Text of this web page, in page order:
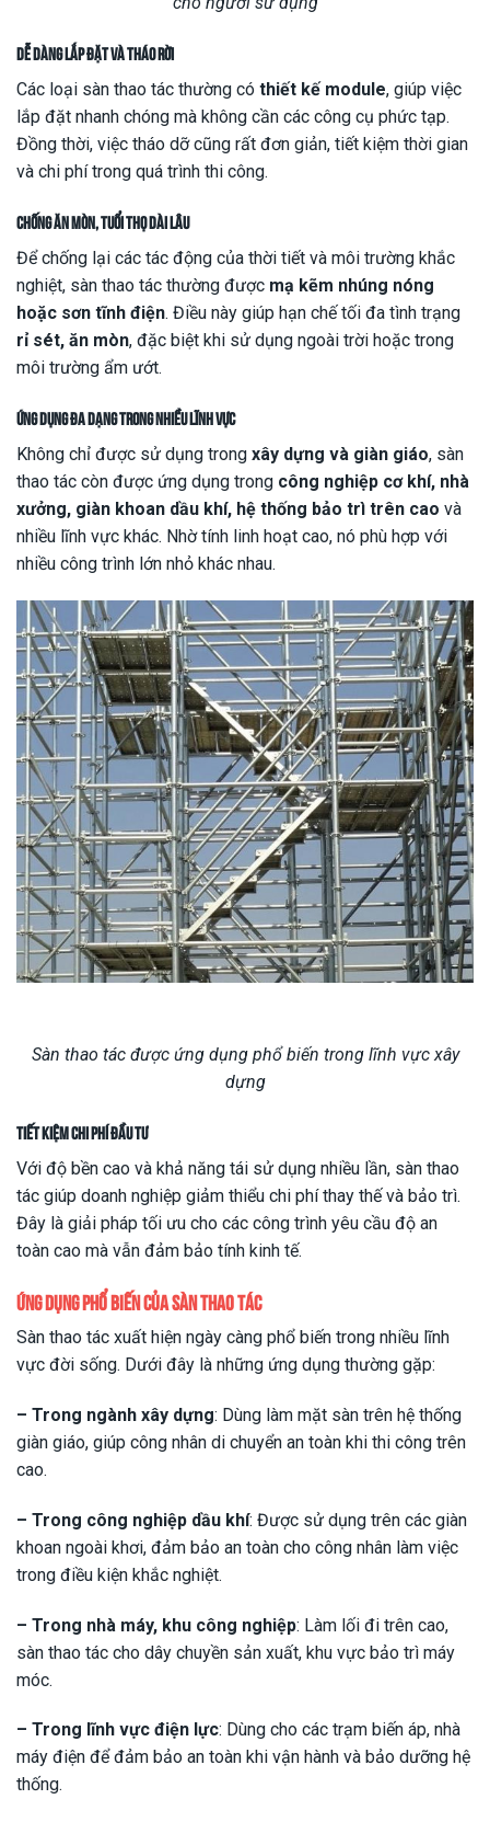
Dễ dàng lắp đặt và tháo rời
Các loại sàn thao tác thường có thiết kế module, giúp việc
lắp đặt nhanh chóng mà không cần các công cụ phức tạp.
Đồng thời, việc tháo dỡ cũng rất đơn giản, tiết kiệm thời gian
và chi phí trong quá trình thi công.
Chống ăn mòn, tuổi thọ dài lâu
Để chống lại các tác động của thời tiết và môi trường khắc
nghiệt, sàn thao tác thường được mạ kẽm nhúng nóng
hoặc sơn tĩnh điện. Điều này giúp hạn chế tối đa tình trạng
rỉ sét, ăn mòn, đặc biệt khi sử dụng ngoài trời hoặc trong
môi trường ẩm ướt.
Ứng dụng đa dạng trong nhiều lĩnh vực
Không chỉ được sử dụng trong xây dựng và giàn giáo, sàn
thao tác còn được ứng dụng trong công nghiệp cơ khí, nhà
xưởng, giàn khoan dầu khí, hệ thống bảo trì trên cao và
nhiều lĩnh vực khác. Nhờ tính linh hoạt cao, nó phù hợp với
nhiều công trình lớn nhỏ khác nhau.
Sàn thao tác được ứng dụng phổ biến trong lĩnh vực xây
dựng
Tiết kiệm chi phí đầu tư
Với độ bền cao và khả năng tái sử dụng nhiều lần, sàn thao
tác giúp doanh nghiệp giảm thiểu chi phí thay thế và bảo trì.
Đây là giải pháp tối ưu cho các công trình yêu cầu độ an
toàn cao mà vẫn đảm bảo tính kinh tế.
Ứng dụng phổ biến của sàn thao tác
Sàn thao tác xuất hiện ngày càng phổ biến trong nhiều lĩnh
vực đời sống. Dưới đây là những ứng dụng thường gặp:
– Trong ngành xây dựng: Dùng làm mặt sàn trên hệ thống
giàn giáo, giúp công nhân di chuyển an toàn khi thi công trên
cao.
– Trong công nghiệp dầu khí: Được sử dụng trên các giàn
khoan ngoài khơi, đảm bảo an toàn cho công nhân làm việc
trong điều kiện khắc nghiệt.
– Trong nhà máy, khu công nghiệp: Làm lối đi trên cao,
sàn thao tác cho dây chuyền sản xuất, khu vực bảo trì máy
móc.
– Trong lĩnh vực điện lực: Dùng cho các trạm biến áp, nhà
máy điện để đảm bảo an toàn khi vận hành và bảo dưỡng hệ
thống.